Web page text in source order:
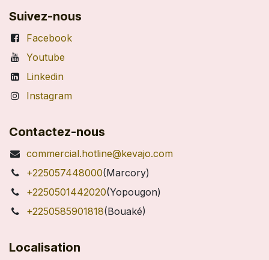
Suivez-nous
Facebook
Youtube
Linkedin
Instagram
Contactez-nous
commercial.hotline@kevajo.com
+225057448000(Marcory)
+2250501442020(Yopougon)
+2250585901818(Bouaké)
Localisation